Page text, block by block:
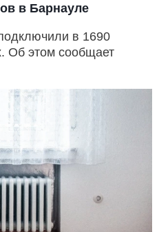
в Барнауле
в 1690
Об этом сообщает